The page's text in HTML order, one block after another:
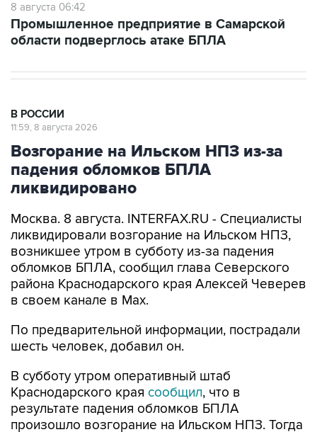
8 августа 06:42
Промышленное предприятие в Самарской
области подверглось атаке БПЛА
В РОССИИ
11:59, 8 августа 2026
Возгорание на Ильском НПЗ из-за
падения обломков БПЛА
ликвидировано
Москва. 8 августа. INTERFAX.RU - Специалисты
ликвидировали возгорание на Ильском НПЗ,
возникшее утром в субботу из-за падения
обломков БПЛА, сообщил глава Северского
района Краснодарского края Алексей Чеверев
в своем канале в Max.
По предварительной информации, пострадали
шесть человек, добавил он.
В субботу утром оперативный штаб
Краснодарского края сообщил, что в
результате падения обломков БПЛА
произошло возгорание на Ильском НПЗ. Тогда